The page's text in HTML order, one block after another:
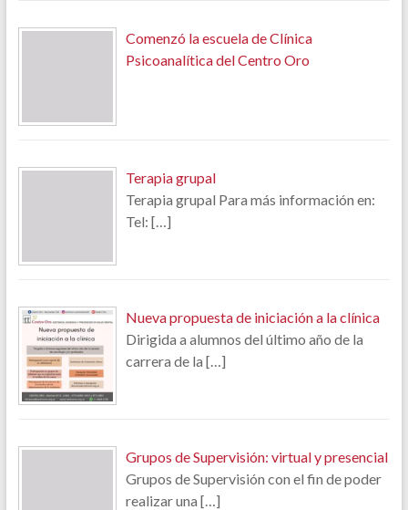
Comenzó la escuela de Clínica
Psicoanalítica del Centro Oro
Terapia grupal
Terapia grupal Para más información en:
Tel: […]
Nueva propuesta de iniciación a la clínica
Dirigida a alumnos del último año de la
carrera de la […]
Grupos de Supervisión: virtual y presencial
Grupos de Supervisión con el fin de poder
realizar una […]